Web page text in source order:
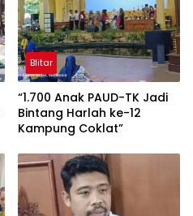
Blitar
“1.700 Anak PAUD-TK Jadi
Bintang Harlah ke-12
Kampung Coklat”